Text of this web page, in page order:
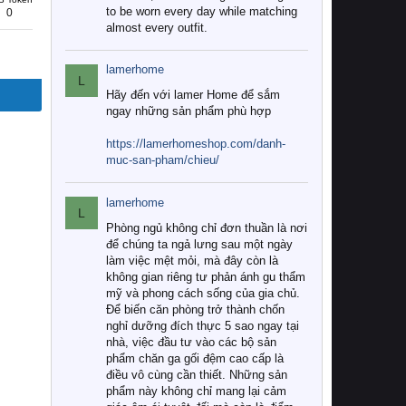
0
to be worn every day while matching
almost every outfit.
L
lamerhome
Hãy đến với lamer Home để sắm
ngay những sản phẩm phù hợp
https://lamerhomeshop.com/danh-
muc-san-pham/chieu/
L
lamerhome
Phòng ngủ không chỉ đơn thuần là nơi
để chúng ta ngả lưng sau một ngày
làm việc mệt mỏi, mà đây còn là
không gian riêng tư phản ánh gu thẩm
mỹ và phong cách sống của gia chủ.
Để biến căn phòng trở thành chốn
nghỉ dưỡng đích thực 5 sao ngay tại
nhà, việc đầu tư vào các bộ sản
phẩm chăn ga gối đệm cao cấp là
điều vô cùng cần thiết. Những sản
phẩm này không chỉ mang lại cảm